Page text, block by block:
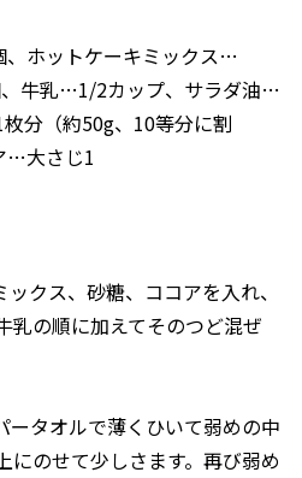
ホットケーキミックス…
牛乳…1/2カップ、サラダ油…
分（約50g、10等分に割
…大さじ1
クス、砂糖、ココアを入れ、
乳の順に加えてそのつど混ぜ
ータオルで薄くひいて弱めの中
にのせて少しさます。再び弱め